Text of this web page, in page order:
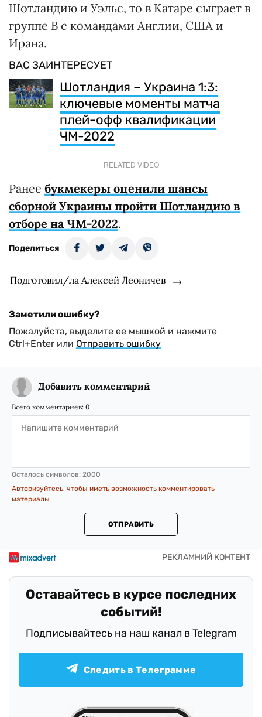
Шотландию и Уэльс, то в Катаре сыграет в
группе B с командами Англии, США и
Ирана.
ВАС ЗАИНТЕРЕСУЕТ
Шотландия – Украина 1:3:
ключевые моменты матча
плей-офф квалификации
ЧМ-2022
RELATED VIDEO
Ранее букмекеры оценили шансы
сборной Украины пройти Шотландию в
отборе на ЧМ-2022.
Поделиться
Подготовил/ла Алексей Леоничев
Заметили ошибку?
Пожалуйста, выделите ее мышкой и нажмите
Ctrl+Enter или Отправить ошибку
Добавить комментарий
Всего комментариев: 0
Осталось символов: 2000
Авторизуйтесь, чтобы иметь возможность комментировать
материалы
ОТПРАВИТЬ
Оставайтесь в курсе последних
событий!
Подписывайтесь на наш канал в Telegram
Следить в Телеграмме